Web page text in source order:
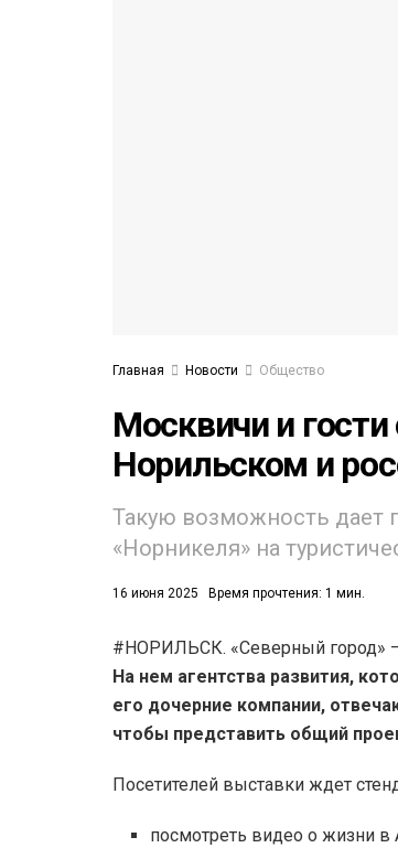
Главная Новости Общество
Москвичи и
Норильском и
Такую возможность дает
«Норникеля» на
16 июня 2025 Время прочтения: 1 мин.
#НОРИЛЬСК. «Северный город»
На нем агентства развития,
его дочерние компании,
чтобы представить общий
Посетителей выставки ждет
посмотреть видео о жизни в